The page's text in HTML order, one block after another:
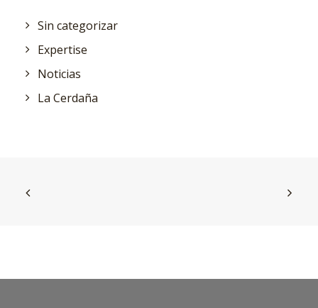
Sin categorizar
Expertise
Noticias
La Cerdaña